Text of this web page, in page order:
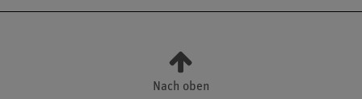
Nach oben